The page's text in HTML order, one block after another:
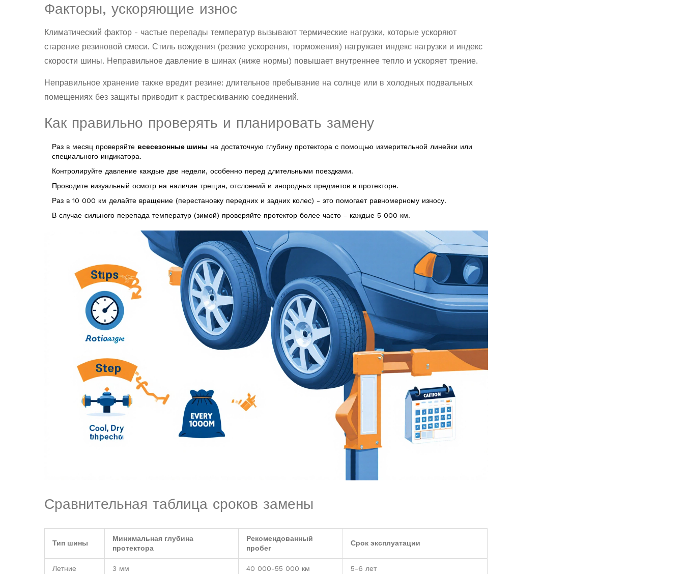
Факторы, ускоряющие износ
Климатический фактор - частые перепады температур вызывают термические нагрузки, которые ускоряют
старение резиновой смеси. Стиль вождения (резкие ускорения, торможения) нагружает индекс нагрузки и индекс
скорости шины. Неправильное давление в шинах (ниже нормы) повышает внутреннее тепло и ускоряет трение.
Неправильное хранение также вредит резине: длительное пребывание на солнце или в холодных подвальных
помещениях без защиты приводит к растрескиванию соединений.
Как правильно проверять и планировать замену
Раз в месяц проверяйте всесезонные шины на достаточную глубину протектора с помощью измерительной линейки или
специального индикатора.
Контролируйте давление каждые две недели, особенно перед длительными поездками.
Проводите визуальный осмотр на наличие трещин, отслоений и инородных предметов в протекторе.
Раз в 10 000 км делайте вращение (перестановку передних и задних колес) - это помогает равномерному износу.
В случае сильного перепада температур (зимой) проверяйте протектор более часто - каждые 5 000 км.
Сравнительная таблица сроков замены
Тип шины
Минимальная глубина
протектора
Рекомендованный
пробег
Срок эксплуатации
Летние 3 мм 40 000-55 000 км 5-6 лет